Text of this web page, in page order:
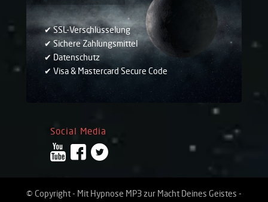
✔ SSL-Verschlüsselung
✔ Sichere Zahlungsmittel
✔ Datenschutz
✔ Visa & Mastercard Secure Code
Social Media
© Copyright - Mit Hypnose MP3 zur Macht Deines Geistes -